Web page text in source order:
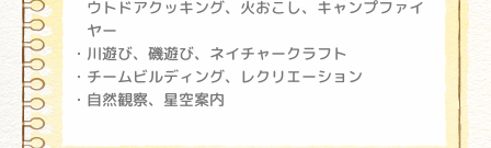
ウトドアクッキング、火おこし、キャンプファイ
ヤー
川遊び、磯遊び、ネイチャークラフト
チームビルディング、レクリエーション
自然観察、星空案内